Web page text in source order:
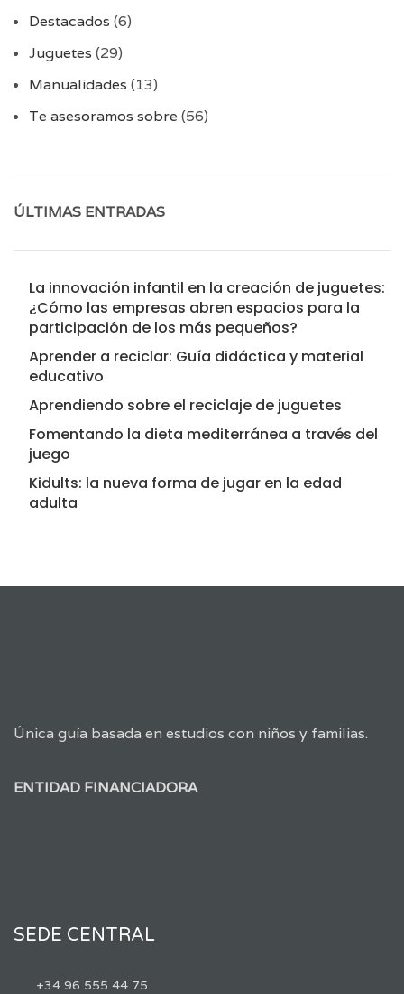
Destacados (6)
Juguetes (29)
Manualidades (13)
Te asesoramos sobre (56)
ÚLTIMAS ENTRADAS
La innovación infantil en la creación de juguetes:
¿Cómo las empresas abren espacios para la
participación de los más pequeños?
Aprender a reciclar: Guía didáctica y material
educativo
Aprendiendo sobre el reciclaje de juguetes
Fomentando la dieta mediterránea a través del
juego
Kidults: la nueva forma de jugar en la edad
adulta
Única guía basada en estudios con niños y familias.
ENTIDAD FINANCIADORA
SEDE CENTRAL
+34 96 555 44 75